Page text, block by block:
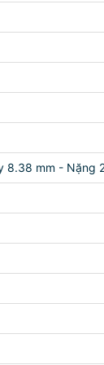
8.38 mm - Nặng